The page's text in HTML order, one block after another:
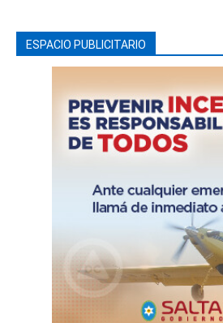
ESPACIO PUBLICITARIO